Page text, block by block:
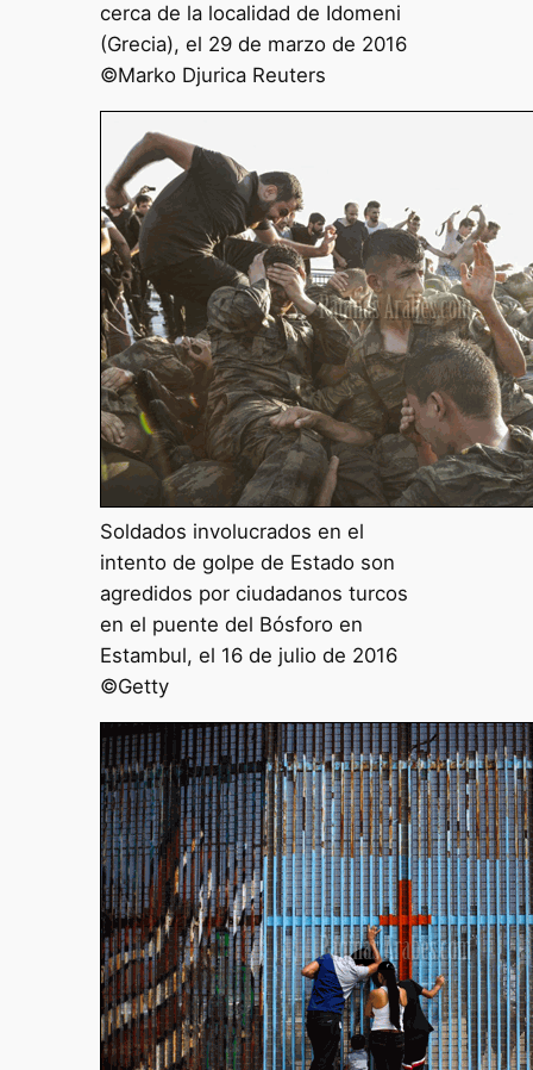
cerca de la localidad de Idomeni
(Grecia), el 29 de marzo de 2016
©Marko Djurica Reuters
Soldados involucrados en el
intento de golpe de Estado son
agredidos por ciudadanos turcos
en el puente del Bósforo en
Estambul, el 16 de julio de 2016
©Getty